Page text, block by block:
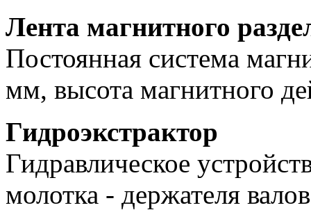
Лента магнитного
Постоянная система
мм, высота магнитного
Гидроэкстрактор
Гидравлическое
молотка - держателя